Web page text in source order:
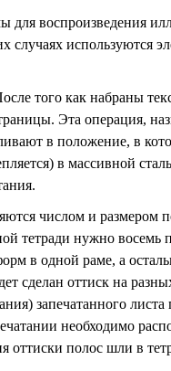
воспроизведения
случаях используются
того как набраны
Эта операция,
в положение, в
в массивной
числом и размером
тетради нужно восемь
в одной раме, а
сделан оттиск на
запечатанного
необходимо
оттиски полос шли в